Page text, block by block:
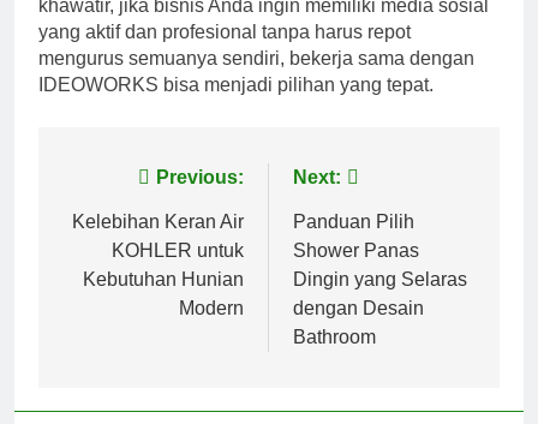
khawatir, jika bisnis Anda ingin memiliki media sosial
yang aktif dan profesional tanpa harus repot
mengurus semuanya sendiri, bekerja sama dengan
IDEOWORKS bisa menjadi pilihan yang tepat.
navigation
Previous:
Kelebihan Keran Air
KOHLER untuk
Kebutuhan Hunian
Modern
Next:
Panduan Pilih
Shower Panas
Dingin yang Selaras
dengan Desain
Bathroom